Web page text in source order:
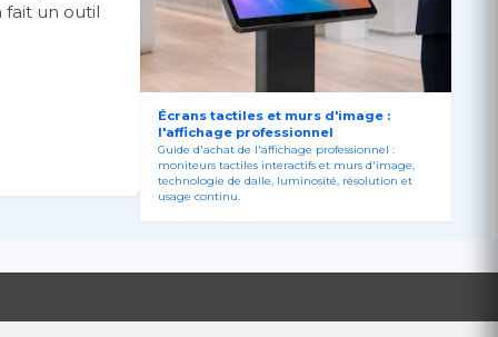
fait un outil
permettant
Écrans tactiles et murs d'image :
l'affichage professionnel
Guide d'achat de l'affichage professionnel :
moniteurs tactiles interactifs et murs d'image,
technologie de dalle, luminosité, résolution et
usage continu.